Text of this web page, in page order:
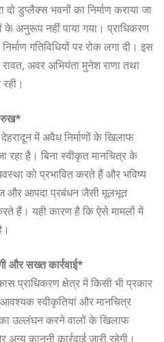
दो डुप्लैक्स भवनों का निर्माण कराया जा
के अनुरूप नहीं पाया गया। प्राधिकरण
गतिविधियों पर रोक लगा दी। इस
अवर अभियंता मुनेश राणा तथा
रुख*
में अवैध निर्माणों के खिलाफ
रहा है। बिना स्वीकृत मानचित्र के
को प्रभावित करते हैं और भविष्य
और आपदा प्रबंधन जैसी मूलभूत
हैं। यही कारण है कि ऐसे मामलों में
और सख्त कार्रवाई*
प्राधिकरण क्षेत्र में किसी भी प्रकार
स्वीकृतियां और मानचित्र
का उल्लंघन करने वालों के खिलाफ
कानूनी कार्रवाई जारी रहेगी।